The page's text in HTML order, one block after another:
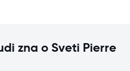
zna o Sveti Pierre